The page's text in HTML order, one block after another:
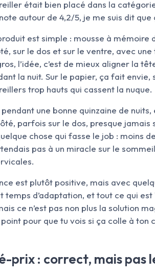
était bien placé dans la
autour de 4,2/5, je me suis dit
est simple : mousse à
sur le dos et sur le ventre, avec
l’idée, c’est de mieux aligner la
la nuit. Sur le papier, ça fait
trop hauts qui cassent la nuque.
pendant une bonne quinzaine de
parfois sur le dos, presque jamais
chose qui fasse le job : moins
pas à un miracle sur le
est plutôt positive, mais avec
temps d’adaptation, et tout ce qui
ce n’est pas non plus la solution
pour que tu vois si ça colle à ton
prix : correct, mais pas